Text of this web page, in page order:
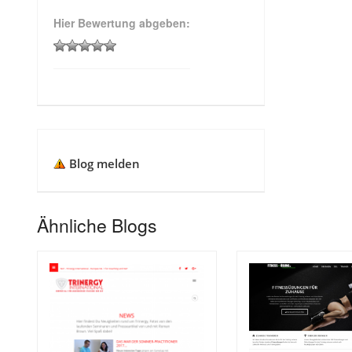
Hier Bewertung abgeben:
Blog melden
Ähnliche Blogs